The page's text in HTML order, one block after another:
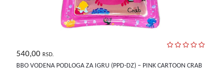
540,00 RSD.
BBO VODENA PODLOGA ZA IGRU (PPD-DZ) – PINK CARTOON CRAB